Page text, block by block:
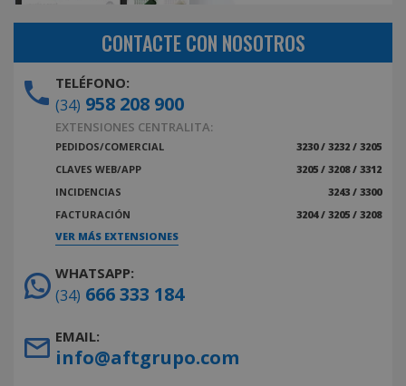
CONTACTE CON NOSOTROS
TELÉFONO:
(34) 958 208 900
EXTENSIONES CENTRALITA:
PEDIDOS/COMERCIAL
3230 / 3232 / 3205
CLAVES WEB/APP
3205 / 3208 / 3312
INCIDENCIAS
3243 / 3300
FACTURACIÓN
3204 / 3205 / 3208
VER MÁS EXTENSIONES
WHATSAPP:
(34) 666 333 184
EMAIL:
info@aftgrupo.com